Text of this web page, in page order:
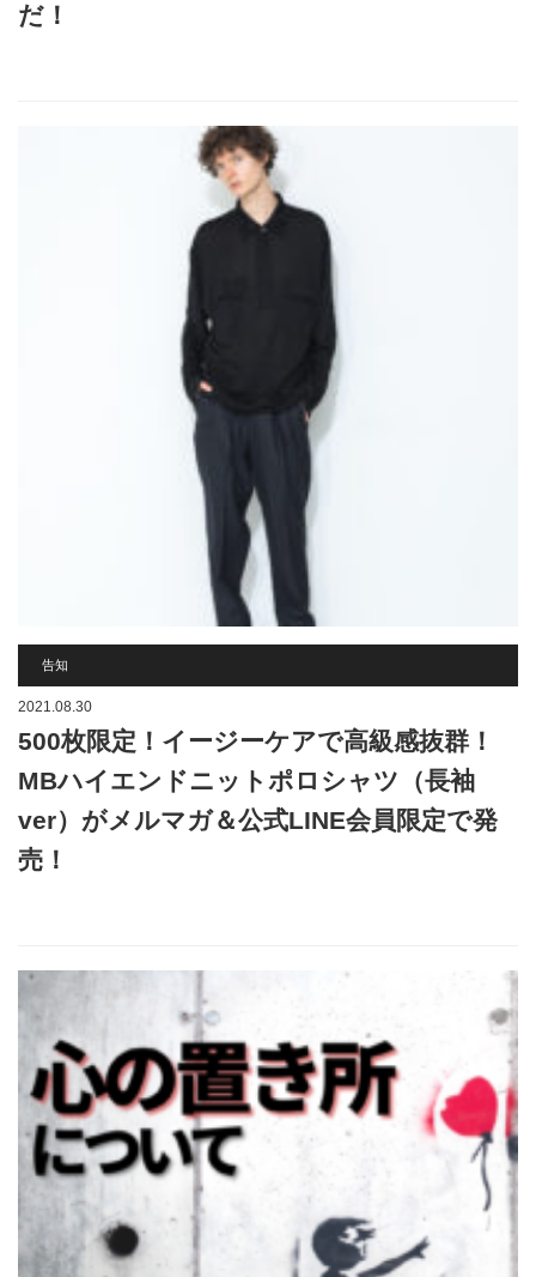
だ！
告知
2021.08.30
500枚限定！イージーケアで高級感抜群！
MBハイエンドニットポロシャツ（長袖
ver）がメルマガ＆公式LINE会員限定で発
売！